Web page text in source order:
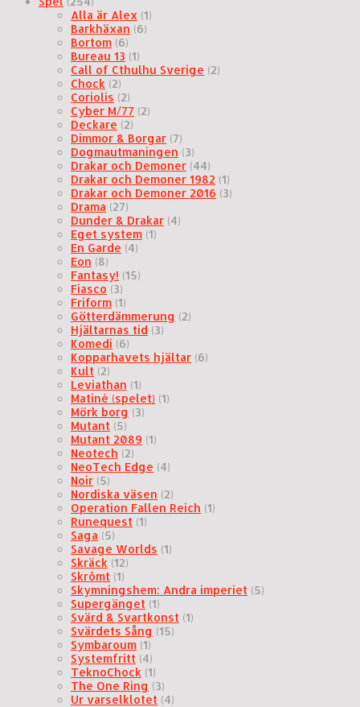
Alla är Alex (1)
Barkhäxan (6)
Bortom (6)
Bureau 13 (1)
Call of Cthulhu Sverige (2)
Chock (2)
Coriolis (2)
Cyber M/77 (2)
Deckare (2)
Dimmor & Borgar (7)
Dogmautmaningen (3)
Drakar och Demoner (44)
Drakar och Demoner 1982 (1)
Drakar och Demoner 2016 (3)
Drama (27)
Dunder & Drakar (4)
Eget system (1)
En Garde (4)
Eon (8)
Fantasy! (15)
Fiasco (3)
Friform (1)
Götterdämmerung (2)
Hjältarnas tid (3)
Komedi (6)
Kopparhavets hjältar (6)
Kult (2)
Leviathan (1)
Matiné (spelet) (1)
Mörk borg (3)
Mutant (5)
Mutant 2089 (1)
Neotech (2)
NeoTech Edge (4)
Noir (5)
Nordiska väsen (2)
Operation Fallen Reich (1)
Runequest (1)
Saga (5)
Savage Worlds (1)
Skräck (12)
Skrômt (1)
Skymningshem: Andra imperiet (5)
Supergänget (1)
Svärd & Svartkonst (1)
Svärdets Sång (15)
Symbaroum (1)
Systemfritt (4)
TeknoChock (1)
The One Ring (3)
Ur varselklotet (4)